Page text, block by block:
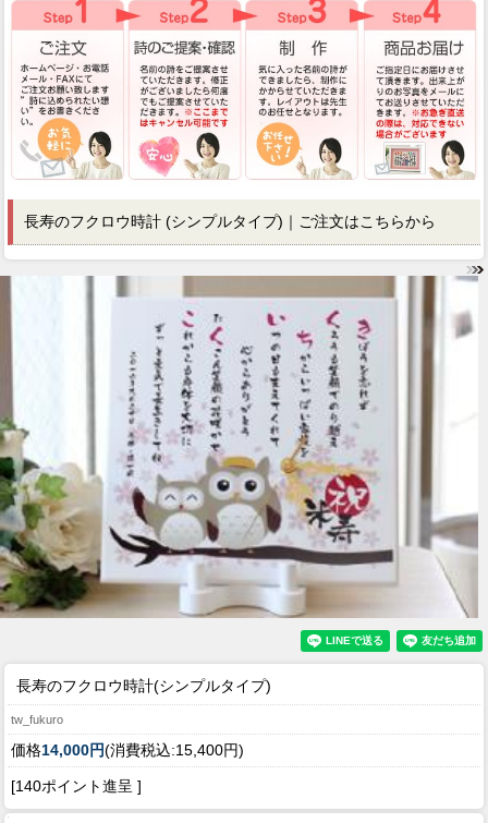
長寿のフクロウ時計 (シンプルタイプ)｜ご注文はこちらから
長寿のフクロウ時計(シンプルタイプ)
tw_fukuro
価格14,000円(消費税込:15,400円)
[140ポイント進呈 ]